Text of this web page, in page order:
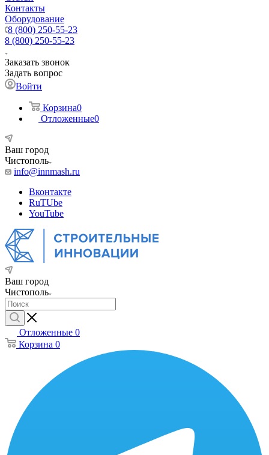
Контакты
Оборудование
8 (800) 250-55-23
8 (800) 250-55-23
Заказать звонок
Задать вопрос
Войти
Корзина0
Отложенные0
Ваш город
Чистополь
info@innmash.ru
Вконтакте
RuTUbe
YouTube
Ваш город
Чистополь
Отложенные 0
Корзина 0